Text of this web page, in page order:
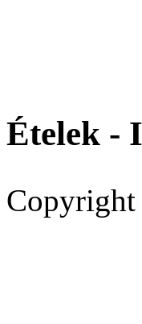
Ételek -